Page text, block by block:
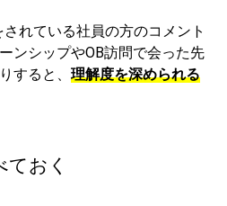
れている社員の方のコメント
ンシップやOB訪問で会った先
すると、 理解度を深められる
おく